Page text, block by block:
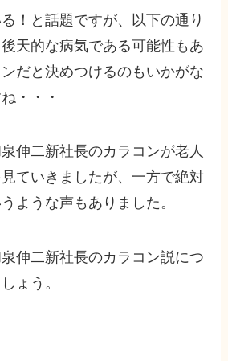
！と話題ですが、以下の通り
天的な病気である可能性もあ
だと決めつけるのもいかがな
・・・
伸二新社長のカラコンが老人
ていきましたが、一方で絶対
ような声もありました。
伸二新社長のカラコン説につ
ょう。